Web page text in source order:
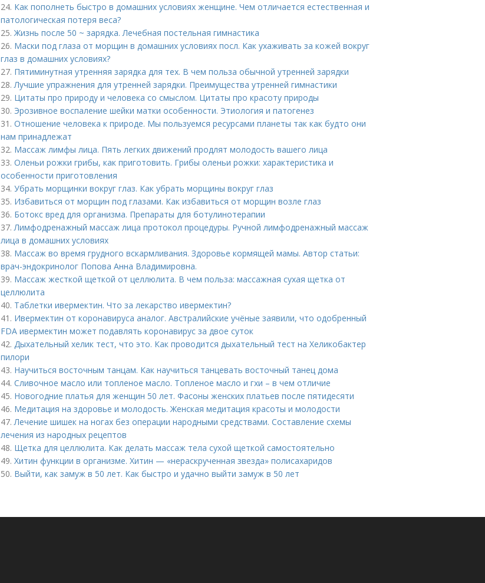
24. Как пополнеть быстро в домашних условиях женщине. Чем отличается естественная и
патологическая потеря веса?
25.Жизнь после 50 ~ зарядка. Лечебная постельная гимнастика
26. Маски под глаза от морщин в домашних условиях посл. Как ухаживать за кожей вокруг
глаз в домашних условиях?
27. Пятиминутная утренняя зарядка для тех. В чем польза обычной утренней зарядки
28.Лучшие упражнения для утренней зарядки. Преимущества утренней гимнастики
29. Цитаты про природу и человека со смыслом. Цитаты про красоту природы
30. Эрозивное воспаление шейки матки особенности. Этиология и патогенез
31. Отношение человека к природе. Мы пользуемся ресурсами планеты так как будто они
нам принадлежат
32. Массаж лимфы лица. Пять легких движений продлят молодость вашего лица
33. Оленьи рожки грибы, как приготовить. Грибы оленьи рожки: характеристика и
особенности приготовления
34. Убрать морщинки вокруг глаз. Как убрать морщины вокруг глаз
35. Избавиться от морщин под глазами. Как избавиться от морщин возле глаз
36. Ботокс вред для организма. Препараты для ботулинотерапии
37.Лимфодренажный массаж лица протокол процедуры. Ручной лимфодренажный массаж
лица в домашних условиях
38. Массаж во время грудного вскармливания. Здоровье кормящей мамы. Автор статьи:
врач-эндокринолог Попова Анна Владимировна.
39. Массаж жесткой щеткой от целлюлита. В чем польза: массажная сухая щетка от
целлюлита
40. Таблетки ивермектин. Что за лекарство ивермектин?
41. Ивермектин от коронавируса аналог. Австралийские учёные заявили, что одобренный
FDA ивермектин может подавлять коронавирус за двое суток
42. Дыхательный хелик тест, что это. Как проводится дыхательный тест на Хеликобактер
пилори
43. Научиться восточным танцам. Как научиться танцевать восточный танец дома
44. Сливочное масло или топленое масло. Топленое масло и гхи – в чем отличие
45. Новогодние платья для женщин 50 лет. Фасоны женских платьев после пятидесяти
46. Медитация на здоровье и молодость. Женская медитация красоты и молодости
47.Лечение шишек на ногах без операции народными средствами. Составление схемы
лечения из народных рецептов
48. Щетка для целлюлита. Как делать массаж тела сухой щеткой самостоятельно
49. Хитин функции в организме. Хитин — «нераскрученная звезда» полисахаридов
50. Выйти, как замуж в 50 лет. Как быстро и удачно выйти замуж в 50 лет